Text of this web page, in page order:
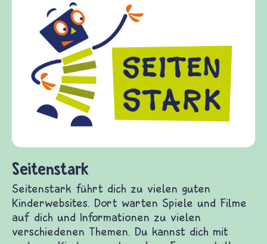
Frieden Fragen
frieden-fragen.de ist ein Internet-Angebot für
Kinder, Eltern und ErzieherInnen das zu
Fragen von Krieg und Frieden, Streit und
Gewalt informiert und einen Austausch zu
diesem Themenbereich ermöglicht. frieden-
fragen.de bietet Antworten auf wichtige
und Frieden, Streit und Gewalt.